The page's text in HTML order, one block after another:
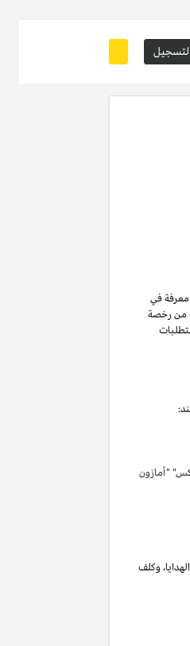
معرفة في
من متطلبات انخراط برنامج المشاركين والبند 3 من رخصة
أي خرق لمتطلبات
"أمازون
،وكلف